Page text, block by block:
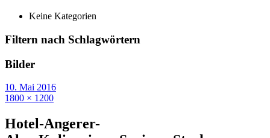
Keine Kategorien
Filtern nach Schlagwörtern
Bilder
10. Mai 2016
1800 × 1200
Hotel-Angerer-